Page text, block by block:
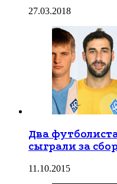
27.03.2018
Два
сыграли за
11.10.2015